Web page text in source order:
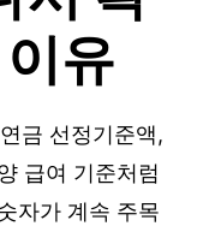
유
금 선정기준액,
급여 기준처럼
자가 계속 주목